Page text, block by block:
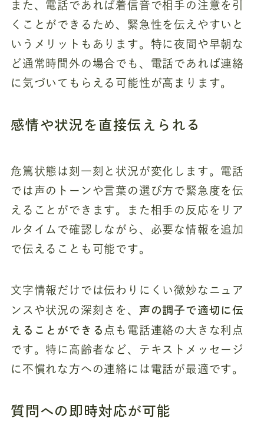
また、電話であれば着信音で相手の注意を引
くことができるため、緊急性を伝えやすいと
いうメリットもあります。特に夜間や早朝な
ど通常時間外の場合でも、電話であれば連絡
に気づいてもらえる可能性が高まります。
感情や状況を直接伝えられる
危篤状態は刻一刻と状況が変化します。電話
では声のトーンや言葉の選び方で緊急度を伝
えることができます。また相手の反応をリア
ルタイムで確認しながら、必要な情報を追加
で伝えることも可能です。
文字情報だけでは伝わりにくい微妙なニュア
ンスや状況の深刻さを、 声の調子で適切に伝
えることができる 点も電話連絡の大きな利点
です。特に高齢者など、テキストメッセージ
に不慣れな方への連絡には電話が最適です。
質問への即時対応が可能